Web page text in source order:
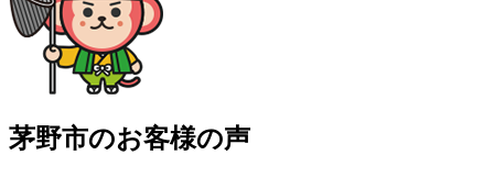
茅野市のお客様の声